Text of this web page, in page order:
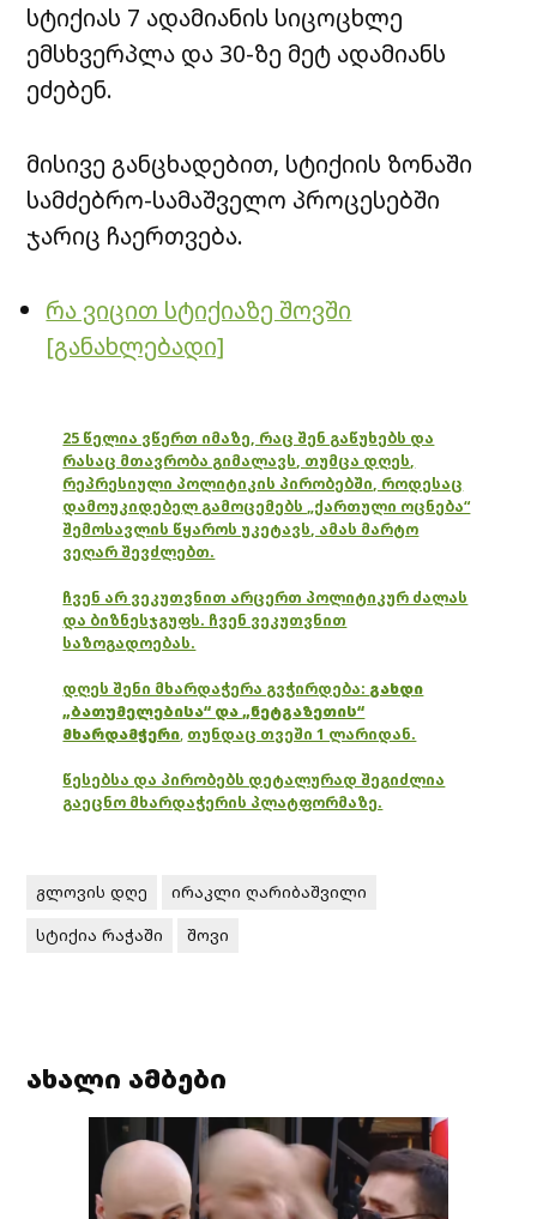
სტიქიას 7 ადამიანის სიცოცხლე
ემსხვერპლა და 30-ზე მეტ ადამიანს
ეძებენ.
მისივე განცხადებით, სტიქიის ზონაში
სამძებრო-სამაშველო პროცესებში
ჯარიც ჩაერთვება.
რა ვიცით სტიქიაზე შოვში
[განახლებადი]
25 წელია ვწერთ იმაზე, რაც შენ გაწუხებს და
რასაც მთავრობა გიმალავს, თუმცა დღეს,
რეპრესიული პოლიტიკის პირობებში, როდესაც
დამოუკიდებელ გამოცემებს „ქართული ოცნება“
შემოსავლის წყაროს უკეტავს, ამას მარტო
ვეღარ შევძლებთ.
ჩვენ არ ვეკუთვნით არცერთ პოლიტიკურ ძალას
და ბიზნესჯგუფს. ჩვენ ვეკუთვნით
საზოგადოებას.
დღეს შენი მხარდაჭერა გვჭირდება: გახდი
„ბათუმელებისა“ და „ნეტგაზეთის“
მხარდამჭერი, თუნდაც თვეში 1 ლარიდან.
წესებსა და პირობებს დეტალურად შეგიძლია
გაეცნო მხარდაჭერის პლატფორმაზე.
გლოვის დღე
ირაკლი ღარიბაშვილი
სტიქია რაჭაში
შოვი
ახალი ამბები